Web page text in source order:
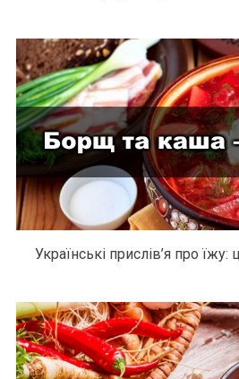
Українські прислів’я про їжу: